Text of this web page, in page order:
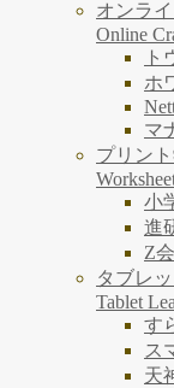
オンラ
Online
ト
ホ
マ
プリン
小
進
Z
タブレ
Tablet
す
ス
天